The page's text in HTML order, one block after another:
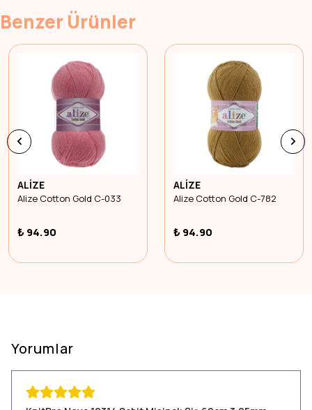
Benzer Ürünler
ALİZE
Alize Cotton Gold C-033
₺ 94.90
ALİZE
Alize Cotton Gold C-782
₺ 94.90
Yorumlar